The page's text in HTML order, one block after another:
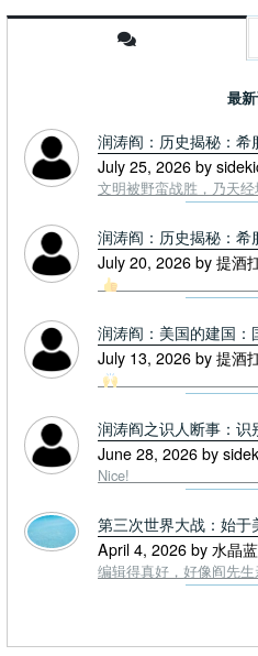
最
润涛阎：历史揭秘：希
July 25, 2026 by
文明被野蛮战胜，乃天
润涛阎：历史揭秘：希
July 20, 2026 by 提酒
润涛阎：美国的建国
July 13, 2026 by 提酒
润涛阎之识人断事：识
June 28, 2026 by
Nice!
第三次世界大战：始于
April 4, 2026 by 水晶蓝
编辑得真好，好像阎先生